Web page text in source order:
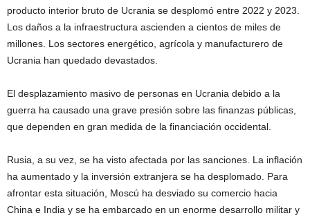
producto interior bruto de Ucrania se desplomó entre 2022 y 2023.
Los daños a la infraestructura ascienden a cientos de miles de
millones. Los sectores energético, agrícola y manufacturero de
Ucrania han quedado devastados.
El desplazamiento masivo de personas en Ucrania debido a la
guerra ha causado una grave presión sobre las finanzas públicas,
que dependen en gran medida de la financiación occidental.
Rusia, a su vez, se ha visto afectada por las sanciones. La inflación
ha aumentado y la inversión extranjera se ha desplomado. Para
afrontar esta situación, Moscú ha desviado su comercio hacia
China e India y se ha embarcado en un enorme desarrollo militar y